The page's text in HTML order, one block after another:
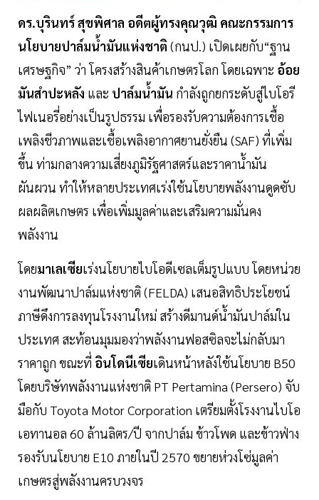
ดร.บุรินทร์ สุขพิศาล อดีตผู้ทรงคุณวุฒิ คณะกรรมการ
นโยบายปาล์มน้ำมันแห่งชาติ (กนป.) เปิดเผยกับ“ฐาน
เศรษฐกิจ” ว่า โครงสร้างสินค้าเกษตรโลก โดยเฉพาะ อ้อย
มันสำปะหลัง และ ปาล์มน้ำมัน กำลังถูกยกระดับสู่ไบโอรี
ไฟเนอรี่อย่างเป็นรูปธรรม เพื่อรองรับความต้องการเชื้อ
เพลิงชีวภาพและเชื้อเพลิงอากาศยานยั่งยืน (SAF) ที่เพิ่ม
ขึ้น ท่ามกลางความเสี่ยงภูมิรัฐศาสตร์และราคาน้ำมัน
ผันผวน ทำให้หลายประเทศเร่งใช้นโยบายพลังงานดูดซับ
ผลผลิตเกษตร เพื่อเพิ่มมูลค่าและเสริมความมั่นคง
พลังงาน
โดยมาเลเซียเร่งนโยบายไบโอดีเซลเต็มรูปแบบ โดยหน่วย
งานพัฒนาปาล์มแห่งชาติ (FELDA) เสนอสิทธิประโยชน์
ภาษีดึงการลงทุนโรงงานใหม่ สร้างดีมานด์น้ำมันปาล์มใน
ประเทศ สะท้อนมุมมองว่าพลังงานฟอสซิลจะไม่กลับมา
ราคาถูก ขณะที่ อินโดนีเซียเดินหน้าหลังใช้นโยบาย B50
โดยบริษัทพลังงานแห่งชาติ PT Pertamina (Persero) จับ
มือกับ Toyota Motor Corporation เตรียมตั้งโรงงานไบโอ
เอทานอล 60 ล้านลิตร/ปี จากปาล์ม ข้าวโพด และข้าวฟ่าง
รองรับนโยบาย E10 ภายในปี 2570 ขยายห่วงโซ่มูลค่า
เกษตรสู่พลังงานครบวงจร